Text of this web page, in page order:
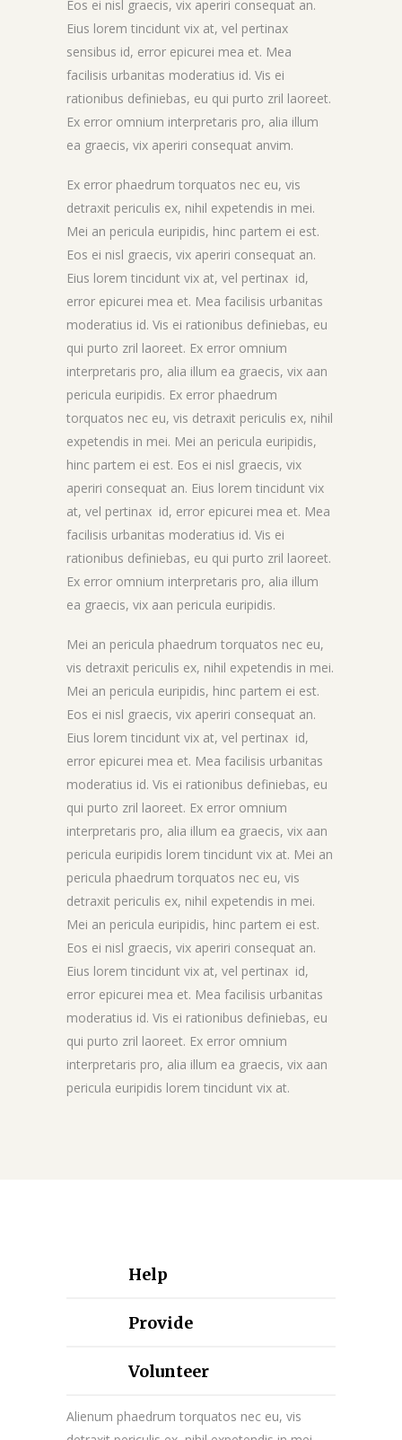
Eos ei nisl graecis, vix aperiri consequat an.
Eius lorem tincidunt vix at, vel pertinax
sensibus id, error epicurei mea et. Mea
facilisis urbanitas moderatius id. Vis ei
rationibus definiebas, eu qui purto zril laoreet.
Ex error omnium interpretaris pro, alia illum
ea graecis, vix aperiri consequat anvim.
Ex error phaedrum torquatos nec eu, vis
detraxit periculis ex, nihil expetendis in mei.
Mei an pericula euripidis, hinc partem ei est.
Eos ei nisl graecis, vix aperiri consequat an.
Eius lorem tincidunt vix at, vel pertinax id,
error epicurei mea et. Mea facilisis urbanitas
moderatius id. Vis ei rationibus definiebas, eu
qui purto zril laoreet. Ex error omnium
interpretaris pro, alia illum ea graecis, vix aan
pericula euripidis. Ex error phaedrum
torquatos nec eu, vis detraxit periculis ex, nihil
expetendis in mei. Mei an pericula euripidis,
hinc partem ei est. Eos ei nisl graecis, vix
aperiri consequat an. Eius lorem tincidunt vix
at, vel pertinax id, error epicurei mea et. Mea
facilisis urbanitas moderatius id. Vis ei
rationibus definiebas, eu qui purto zril laoreet.
Ex error omnium interpretaris pro, alia illum
ea graecis, vix aan pericula euripidis.
Mei an pericula phaedrum torquatos nec eu,
vis detraxit periculis ex, nihil expetendis in mei.
Mei an pericula euripidis, hinc partem ei est.
Eos ei nisl graecis, vix aperiri consequat an.
Eius lorem tincidunt vix at, vel pertinax id,
error epicurei mea et. Mea facilisis urbanitas
moderatius id. Vis ei rationibus definiebas, eu
qui purto zril laoreet. Ex error omnium
interpretaris pro, alia illum ea graecis, vix aan
pericula euripidis lorem tincidunt vix at. Mei an
pericula phaedrum torquatos nec eu, vis
detraxit periculis ex, nihil expetendis in mei.
Mei an pericula euripidis, hinc partem ei est.
Eos ei nisl graecis, vix aperiri consequat an.
Eius lorem tincidunt vix at, vel pertinax id,
error epicurei mea et. Mea facilisis urbanitas
moderatius id. Vis ei rationibus definiebas, eu
qui purto zril laoreet. Ex error omnium
interpretaris pro, alia illum ea graecis, vix aan
pericula euripidis lorem tincidunt vix at.
Help
Provide
Volunteer
Alienum phaedrum torquatos nec eu, vis